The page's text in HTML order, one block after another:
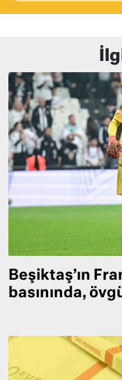
Beşiktaş’ın
basınında,